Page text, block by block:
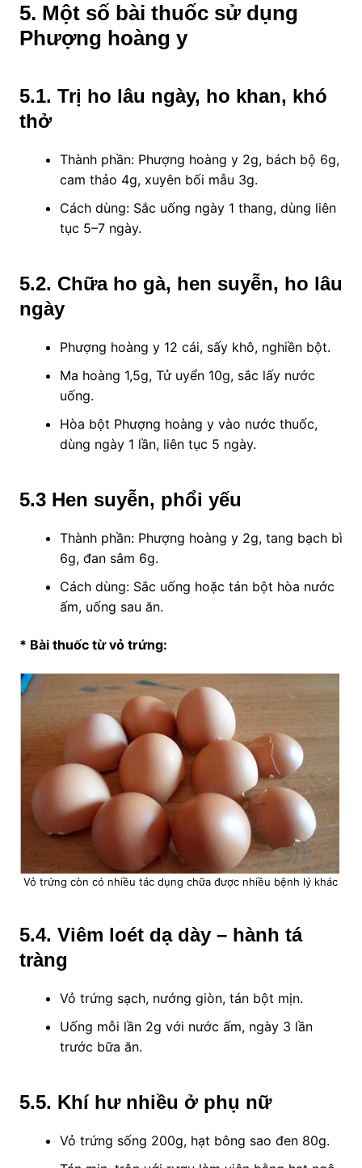
5. Một số bài thuốc sử dụng
Phượng hoàng y
5.1. Trị ho lâu ngày, ho khan, khó
thở
Thành phần: Phượng hoàng y 2g, bách bộ 6g,
cam thảo 4g, xuyên bối mẫu 3g.
Cách dùng: Sắc uống ngày 1 thang, dùng liên
tục 5–7 ngày.
5.2. Chữa ho gà, hen suyễn, ho lâu
ngày
Phượng hoàng y 12 cái, sấy khô, nghiền bột.
Ma hoàng 1,5g, Tử uyển 10g, sắc lấy nước
uống.
Hòa bột Phượng hoàng y vào nước thuốc,
dùng ngày 1 lần, liên tục 5 ngày.
5.3Hen suyễn, phổi yếu
Thành phần: Phượng hoàng y 2g, tang bạch bì
6g, đan sâm 6g.
Cách dùng: Sắc uống hoặc tán bột hòa nước
ấm, uống sau ăn.
* Bài thuốc từ vỏ trứng:
Vỏ trứng còn có nhiều tác dụng chữa được nhiều bệnh lý khác
5.4. Viêm loét dạ dày – hành tá
tràng
Vỏ trứng sạch, nướng giòn, tán bột mịn.
Uống mỗi lần 2g với nước ấm, ngày 3 lần
trước bữa ăn.
5.5. Khí hư nhiều ở phụ nữ
Vỏ trứng sống 200g, hạt bông sao đen 80g.